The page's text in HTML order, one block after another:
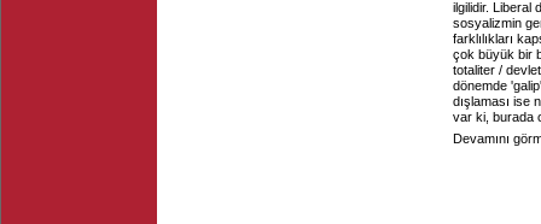
ilgilidir. Liberal
sosyalizmin
farklılıkları
çok büyük bir
totaliter /
dönemde
dışlaması ise
var ki, burada
Devamını